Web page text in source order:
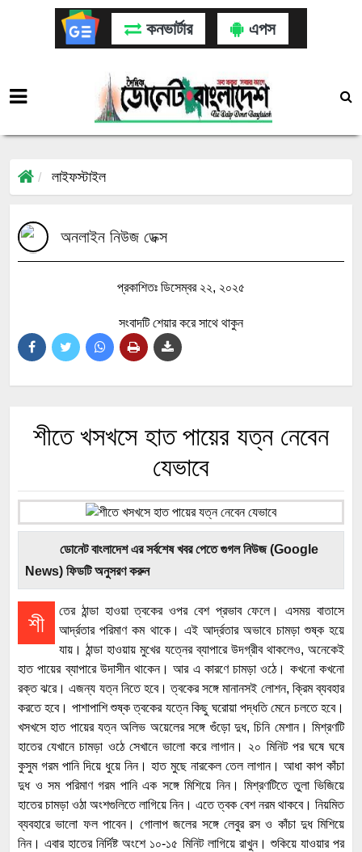
কনভার্টার এপস
লাইফস্টাইল
অনলাইন নিউজ ডেক্স
প্রকাশিতঃ ডিসেম্বর ২২, ২০২৫
সংবাদটি শেয়ার করে সাথে থাকুন
শীতে খসখসে হাত পায়ের যত্ন নেবেন
যেভাবে
ডোনেট বাংলাদেশ এর সর্বশেষ খবর পেতে গুগল নিউজ (Google
News) ফিডটি অনুসরণ করুন
শী
তের ঠান্ডা হাওয়া ত্বকের ওপর বেশ প্রভাব ফেলে। এসময় বাতাসে
আর্দ্রতার পরিমাণ কম থাকে। এই আর্দ্রতার অভাবে চামড়া শুষ্ক হয়ে
যায়। ঠান্ডা হাওয়ায় মুখের যত্নের ব্যাপারে উদগ্রীব থাকলেও, অনেকেই
হাত পায়ের ব্যাপারে উদাসীন থাকেন। আর এ কারণে চামড়া ওঠে। কখনো কখনো
রক্ত ঝরে। এজন্য যত্ন নিতে হবে। ত্বকের সঙ্গে মানানসই লোশন, ক্রিম ব্যবহার
করতে হবে। পাশাপাশি শুষ্ক ত্বকের যত্নে কিছু ঘরোয়া পদ্ধতি মেনে চলতে হবে।
খসখসে হাত পায়ের যত্ন অলিভ অয়েলের সঙ্গে গুঁড়ো দুধ, চিনি মেশান। মিশ্রণটি
হাতের যেখানে চামড়া ওঠে সেখানে ভালো করে লাগান। ২০ মিনিট পর ঘষে ঘষে
কুসুম গরম পানি দিয়ে ধুয়ে নিন। হাত মুছে নারকেল তেল লাগান। আধা কাপ কাঁচা
দুধ ও সম পরিমাণ‌ গরম পানি এক সঙ্গে মিশিয়ে নিন। মিশ্রণটিতে তুলা ভিজিয়ে
হাতের চামড়া ওঠা অংশগুলিতে লাগিয়ে নিন। এতে ত্বক বেশ নরম থাকবে। নিয়মিত
ব্যবহারে ভালো ফল পাবেন। গোলাপ জলের সঙ্গে লেবুর রস ও কাঁচা দুধ মিশিয়ে
নিন। এবার হাতের নির্দিষ্ট অংশে ১০-১৫ মিনিট লাগিয়ে রাখুন। শুকিয়ে যাওয়ার পর